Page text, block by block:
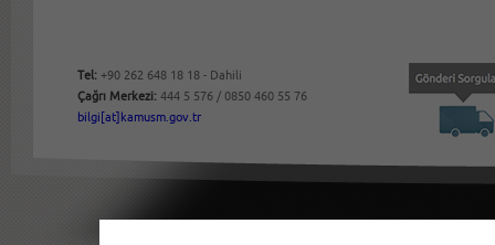
Tel:+90 262 648 18 18 - Dahili
Çağrı Merkezi:444 5 576 / 0850 460 55 76
bilgi[at]kamusm.gov.tr